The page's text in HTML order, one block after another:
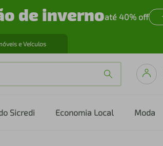
de invernoaté 40% off
e Veículos
Sicredi Economia Local Moda